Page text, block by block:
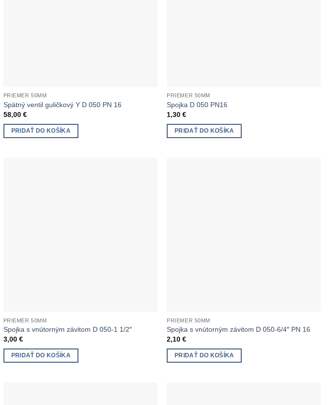
PRIEMER 50MM
Spätný ventil guličkový Y D 050 PN 16
58,00 €
PRIDAŤ DO KOŠÍKA
PRIEMER 50MM
Spojka D 050 PN16
1,30€
PRIDAŤ DO KOŠÍKA
PRIEMER 50MM
Spojka s vnútorným závitom D 050-1 1/2″
3,00 €
PRIDAŤ DO KOŠÍKA
PRIEMER 50MM
Spojka s vnútorným závitom D 050-6/4″ PN 16
2,10€
PRIDAŤ DO KOŠÍKA